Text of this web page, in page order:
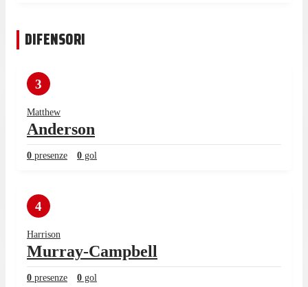
DIFENSORI
3
Matthew
Anderson
0 presenze 0 gol
4
Harrison
Murray-Campbell
0 presenze 0 gol